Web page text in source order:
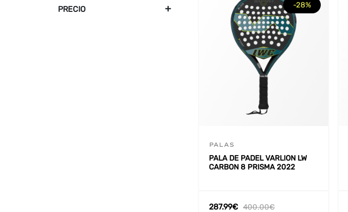
PRECIO -28%
PALAS
PALA DE PADEL VARLION LW
CARBON 8 PRISMA 2022
400.00€
287.99€